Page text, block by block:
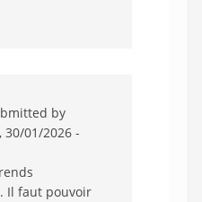
by
30/01/2026 -
Il faut pouvoir